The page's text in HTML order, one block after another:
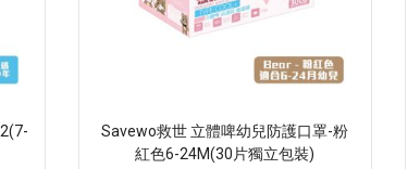
Savewo救世 立體啤幼兒防護口罩-粉
紅色6-24M(30片獨立包裝)